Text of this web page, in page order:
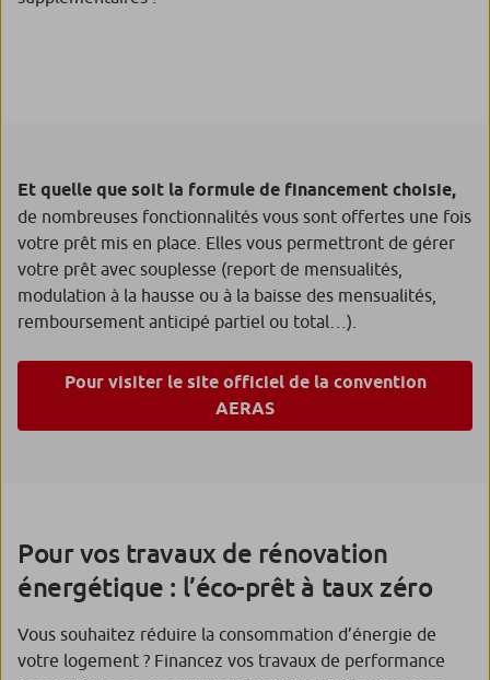
Et quelle que soit la formule de financement choisie,
de nombreuses fonctionnalités vous sont offertes une fois
votre prêt mis en place. Elles vous permettront de gérer
votre prêt avec souplesse (report de mensualités,
modulation à la hausse ou à la baisse des mensualités,
remboursement anticipé partiel ou total…).
Pour visiter le site officiel de la convention
AERAS
Pour vos travaux de rénovation
énergétique : l’éco-prêt à taux zéro
Vous souhaitez réduire la consommation d’énergie de
votre logement ? Financez vos travaux de performance